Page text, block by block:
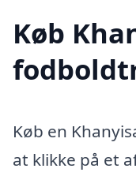
Køb
Køb en
at klikke på et